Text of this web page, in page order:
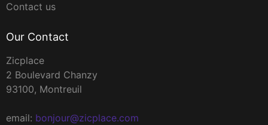
Contact us
Our Contact
Zicplace
2 Boulevard Chanzy
93100, Montreuil
email: bonjour@zicplace.com